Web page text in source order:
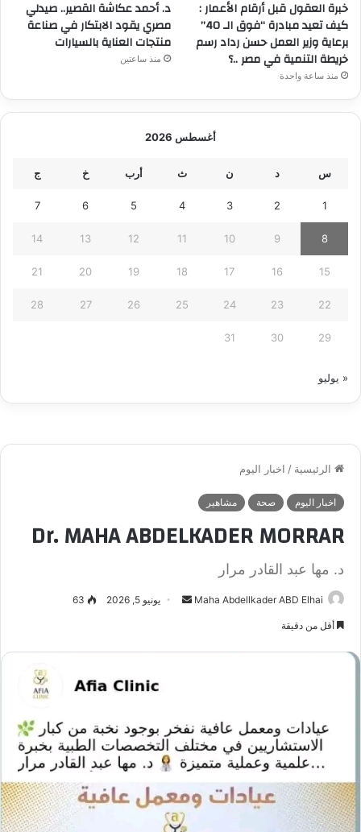
خبرة العقول قبل أرقام الأعمار :
كيف تعيد مبادرة “فوق الـ 40”
برعاية وزير العمل حسن رداد رسم
خريطة التنمية في مصر ..؟
منذ ساعة واحدة
د. أحمد عكاشة القصير.. صيدلي
مصري يقود الابتكار في صناعة
منتجات العناية بالسيارات
منذ ساعتين
أغسطس 2026
س د ن ث أرب خ ج
1
2
3
4
5
6
7
8
9
10
11
12
13
14
15
16
17
18
19
20
21
22
23
24
25
26
27
28
29
30
31
« يوليو